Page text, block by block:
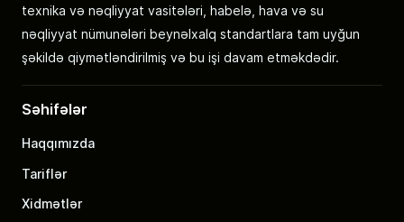
texnika və nəqliyyat vasitələri, habelə, hava və su
nəqliyyat nümunələri beynəlxalq standartlara tam uyğun
şəkildə qiymətləndirilmiş və bu işi davam etməkdədir.
Səhifələr
Haqqımızda
Tariflər
Xidmətlər